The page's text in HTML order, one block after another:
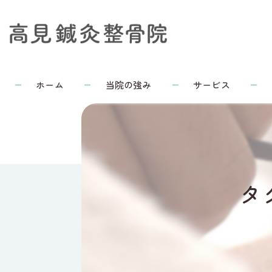
ホーム 当院の強み サービス
タ